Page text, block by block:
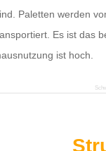
Paletten werden
Es ist das
ist hoch.